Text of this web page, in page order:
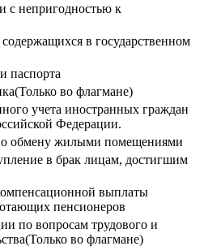
с непригодностью к
в государственном
паспорта
во флагмане)
учета иностранных граждан
Федерации.
обмену жилыми помещениями
в брак лицам, достигшим
выплаты
пенсионеров
по вопросам трудового и
во флагмане)